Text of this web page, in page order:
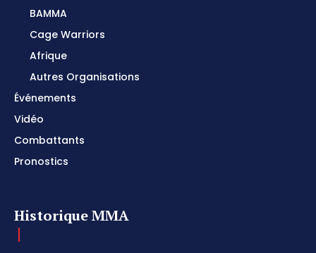
BAMMA
Cage Warriors
Afrique
Autres Organisations
Événements
Vidéo
Combattants
Pronostics
Historique MMA